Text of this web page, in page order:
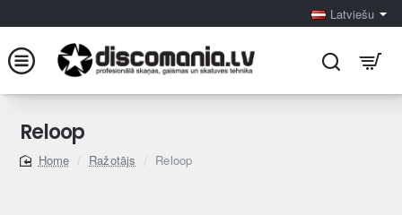
Latviešu
Reloop
home
Ražotājs Reloop